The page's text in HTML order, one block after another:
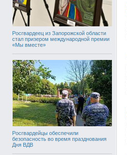
Росгвардеец из Запорожской области
стал призером международной премии
«Мы вместе»
Росгвардейцы обеспечили
безопасность во время празднования
Дня ВДВ